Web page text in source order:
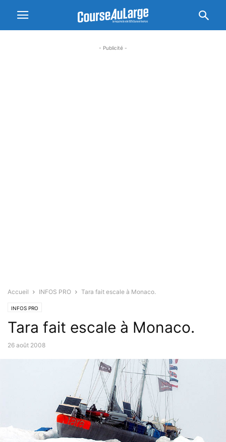
- Publicité -
Accueil INFOS PRO Tara fait escale à Monaco.
INFOS PRO
Tara fait escale à Monaco.
26 août 2008